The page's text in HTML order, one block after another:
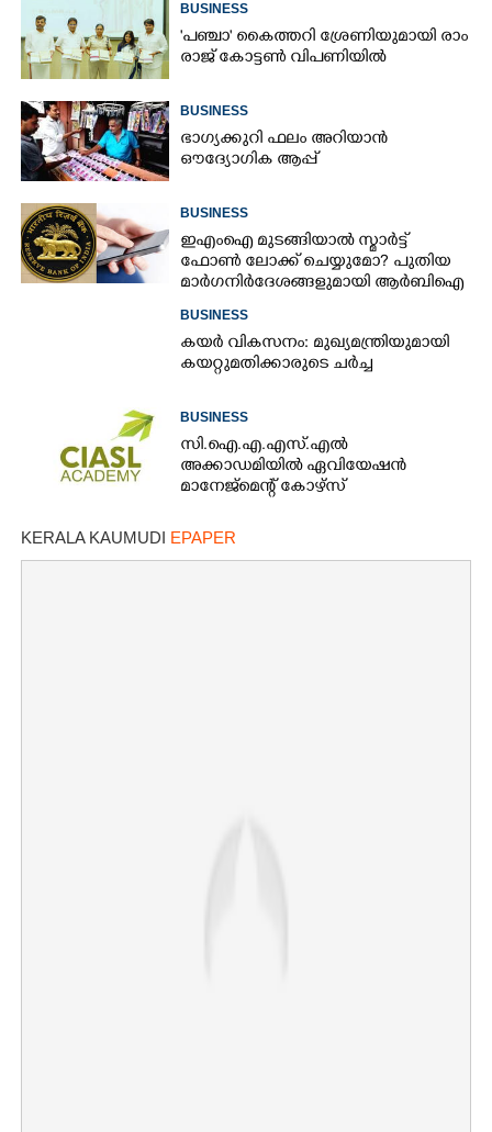
BUSINESS
'​പ​ഞ്ചാ​'​ ​കൈ​ത്ത​റി​ ​ശ്രേ​ണി​യു​മാ​യി​ ​രാം​
രാ​ജ് ​കോ​ട്ടൺ വിപണിയിൽ
BUSINESS
ഭാഗ്യക്കുറി ഫലം അറിയാൻ
ഔദ്യോഗിക ആപ്പ്
BUSINESS
ഇഎംഐ മുടങ്ങിയാൽ സ്മാർട്ട്
ഫോൺ ലോക്ക് ചെയ്യുമോ? പുതിയ
മാർഗനിർദേശങ്ങളുമായി ആർബിഐ
BUSINESS
കയർ വികസനം: മുഖ്യമന്ത്രിയുമായി
കയറ്റുമതിക്കാരുടെ ചർച്ച
BUSINESS
സി.ഐ.എ.എസ്.എൽ
അക്കാഡമിയിൽ ഏവിയേഷൻ
മാനേജ്മെന്റ് കോഴ്സ്
KERALA KAUMUDI EPAPER